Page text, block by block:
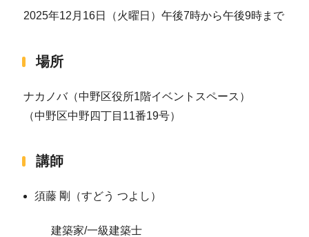
2025年12月16日（火曜日）午後7時から午後9時まで
場所
ナカノバ（中野区役所1階イベントスペース）
（中野区中野四丁目11番19号）
講師
須藤 剛（すどう つよし）
建築家/一級建築士